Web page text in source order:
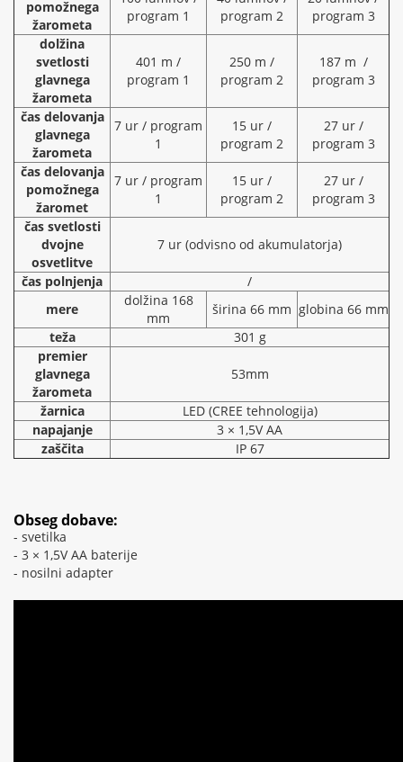
pomožnega
žarometa
program 1
program 2
program 3
dolžina
svetlosti
glavnega
žarometa
401 m /
program 1
250 m /
program 2
187 m /
program 3
čas delovanja
glavnega
žarometa
7 ur / program
1
15 ur /
program 2
27 ur /
program 3
čas delovanja
pomožnega
žaromet
7 ur / program
1
15 ur /
program 2
27 ur /
program 3
čas svetlosti
dvojne
osvetlitve
7 ur (odvisno od akumulatorja)
čas polnjenja
/
mere
dolžina 168
mm
širina 66 mm globina 66 mm
teža
301 g
premier
glavnega
žarometa
53mm
žarnica
LED (CREE tehnologija)
napajanje
3 × 1,5V AA
zaščita
IP 67
Obseg dobave:
- svetilka
- 3 × 1,5V AA baterije
- nosilni adapter